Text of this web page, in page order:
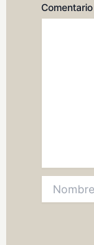
Comentario